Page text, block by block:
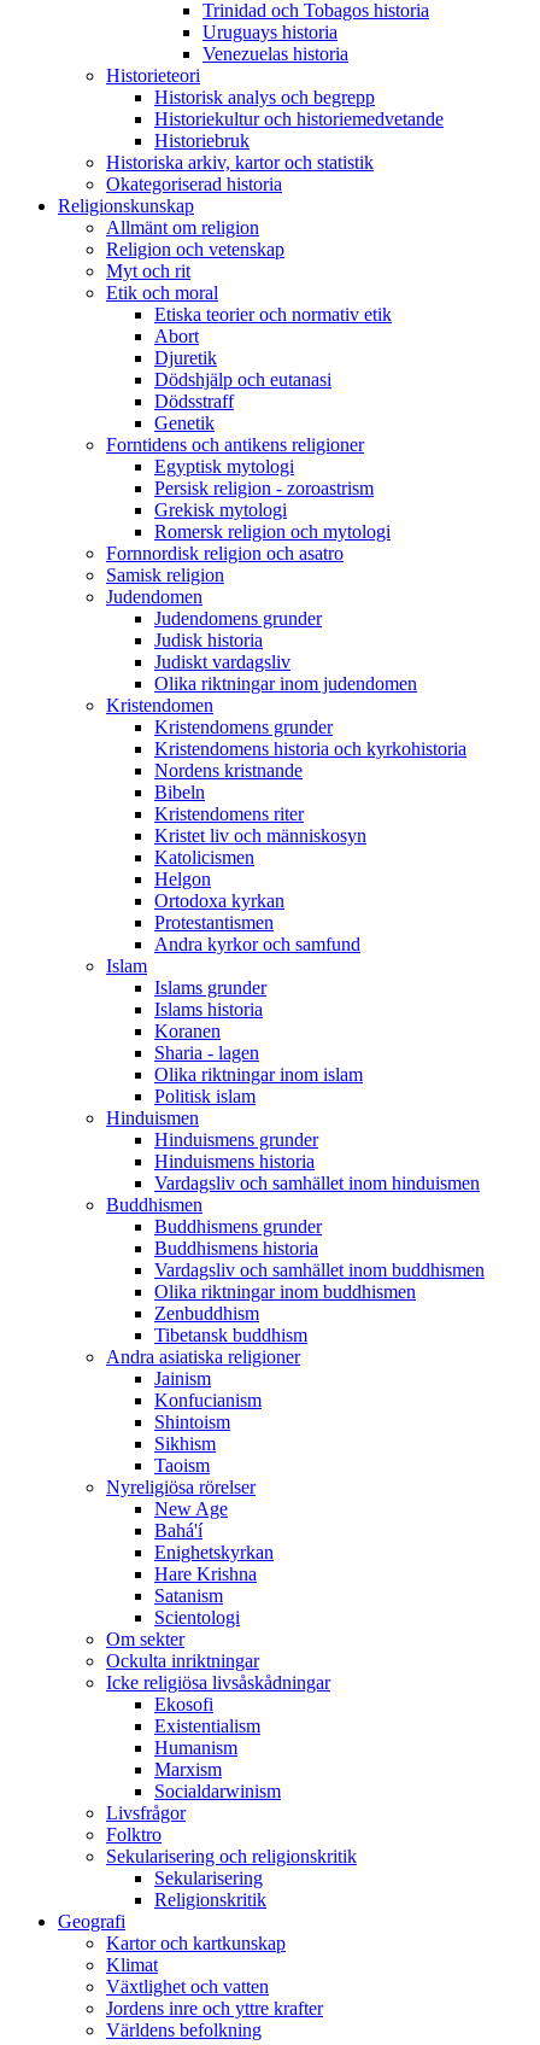
Trinidad och Tobagos historia
Uruguays historia
Venezuelas historia
Historieteori
Historisk analys och begrepp
Historiekultur och historiemedvetande
Historiebruk
Historiska arkiv, kartor och statistik
Okategoriserad historia
Religionskunskap
Allmänt om religion
Religion och vetenskap
Myt och rit
Etik och moral
Etiska teorier och normativ etik
Abort
Djuretik
Dödshjälp och eutanasi
Dödsstraff
Genetik
Forntidens och antikens religioner
Egyptisk mytologi
Persisk religion - zoroastrism
Grekisk mytologi
Romersk religion och mytologi
Fornnordisk religion och asatro
Samisk religion
Judendomen
Judendomens grunder
Judisk historia
Judiskt vardagsliv
Olika riktningar inom judendomen
Kristendomen
Kristendomens grunder
Kristendomens historia och kyrkohistoria
Nordens kristnande
Bibeln
Kristendomens riter
Kristet liv och människosyn
Katolicismen
Helgon
Ortodoxa kyrkan
Protestantismen
Andra kyrkor och samfund
Islam
Islams grunder
Islams historia
Koranen
Sharia - lagen
Olika riktningar inom islam
Politisk islam
Hinduismen
Hinduismens grunder
Hinduismens historia
Vardagsliv och samhället inom hinduismen
Buddhismen
Buddhismens grunder
Buddhismens historia
Vardagsliv och samhället inom buddhismen
Olika riktningar inom buddhismen
Zenbuddhism
Tibetansk buddhism
Andra asiatiska religioner
Jainism
Konfucianism
Shintoism
Sikhism
Taoism
Nyreligiösa rörelser
New Age
Bahá'í
Enighetskyrkan
Hare Krishna
Satanism
Scientologi
Om sekter
Ockulta inriktningar
Icke religiösa livsåskådningar
Ekosofi
Existentialism
Humanism
Marxism
Socialdarwinism
Livsfrågor
Folktro
Sekularisering och religionskritik
Sekularisering
Religionskritik
Geografi
Kartor och kartkunskap
Klimat
Växtlighet och vatten
Jordens inre och yttre krafter
Världens befolkning